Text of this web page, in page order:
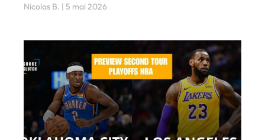
Nicolas B. 5 mai 2026